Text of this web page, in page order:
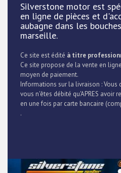
Silverstone motor est
en ligne de pièces et
aubagne dans les
marseille.
Ce site est édité à titre
Ce site propose de la vente en
moyen de paiement.
Informations sur la livraison :
vous n'êtes débité qu'APRES avoir
en une fois par carte bancaire
.